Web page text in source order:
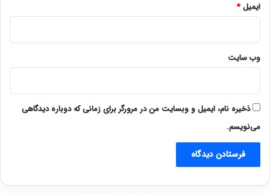
ایمیل*
وب‌ سایت
ذخیره نام، ایمیل و وبسایت من در مرورگر برای زمانی که دوباره دیدگاهی
می‌نویسم.